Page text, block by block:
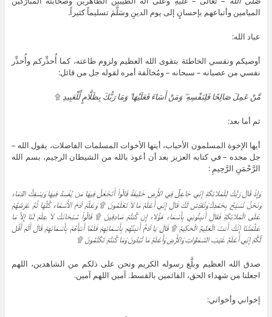
الميامين وأتباعهم بإحسانٍ إلى يوم الدينِ وسَلَّمَ تسليماً كثيراً.
عباد الله:
أوصيكم ونفسي الخاطئة بتقوى الله العظيم ولزوم طاعته، كما أُحذِّركم وأُحذِّر
نفسي من عصيانه – سبحانه – ومُخالَفة أمره لقوله جل من قائل:
مَّنْ عَمِلَ صَالِحًا فَلِنَفْسِهِ ۖ وَمَنْ أَسَاءَ فَعَلَيْهَا ۗ وَمَا رَبُّكَ بِظَلَّامٍ لِّلْعَبِيدِ ۩
ثم أما بعد:
أيها الإخوة المسلمون الأحباب، أيتها الأخوات المسلمات الفاضلات، يقول الله –
جل مجده – في كتابه العزيز بعد أن أعوذ بالله من الشيطان الرجيم، بسم الله
الرَّحْمَنِ الرَّحِيمِ :
وَإِذْ قَالَ رَبُّكَ لِلْمَلائِكَةِ إِنِّي جَاعِلٌ فِي الأَرْضِ خَلِيفَةً قَالُواْ أَتَجْعَلُ فِيهَا مَن يُفْسِدُ فِيهَا وَيَسْفِكُ الدِّمَاء
وَنَحْنُ نُسَبِّحُ بِحَمْدِكَ وَنُقَدِّسُ لَكَ قَالَ إِنِّي أَعْلَمُ مَا لاَ تَعْلَمُونَ ۩ وَعَلَّمَ آدَمَ الأَسْمَاء كُلَّهَا ثُمَّ عَرَضَهُمْ
عَلَى الْمَلائِكَةِ فَقَالَ أَنبِئُونِي بِأَسْمَاء هَؤُلاء إِن كُنتُمْ صَادِقِينَ ۩ قَالُواْ سُبْحَانَكَ لاَ عِلْمَ لَنَا إِلاَّ مَا
عَلَّمْتَنَا إِنَّكَ أَنتَ الْعَلِيمُ الْحَكِيمُ ۩ قَالَ يَا آدَمُ أَنبِئْهُم بِأَسْمَائِهِمْ فَلَمَّا أَنبَأَهُمْ بِأَسْمَائِهِمْ قَالَ أَلَمْ أَقُل
لَّكُمْ إِنِّي أَعْلَمُ غَيْبَ السَّمَاوَاتِ وَالأَرْضِ وَأَعْلَمُ مَا تُبْدُونَ وَمَا كُنتُمْ تَكْتُمُونَ ۩
صدق الله العظيم وبلَّغ رسوله الكريم ونحن على ذلكم من الشاهدين، اللهم
اجعلنا من شهداء الحق، القائمين بالقسط. آمين اللهم آمين.
إخواني وأخواتي: